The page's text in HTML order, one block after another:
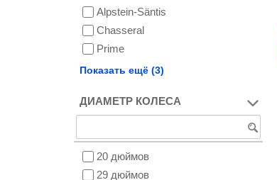
Alpstein-Säntis
Chasseral
Prime
Rigi
Terra
Показать ещё (3)
ДИАМЕТР КОЛЕСА
20 дюймов
29 дюймов